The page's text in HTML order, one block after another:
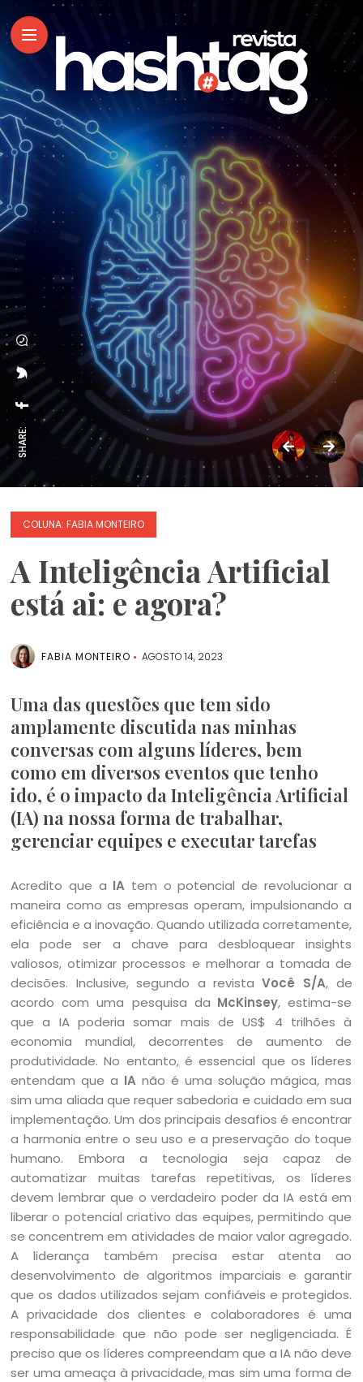
SHARE:
COLUNA: FABIA MONTEIRO
A Inteligência Artificial
está ai: e agora?
FABIA MONTEIRO AGOSTO 14, 2023
Uma das questões que tem sido
amplamente discutida nas minhas
conversas com alguns líderes, bem
como em diversos eventos que tenho
ido, é o impacto da Inteligência Artificial
(IA) na nossa forma de trabalhar,
gerenciar equipes e executar tarefas
Acredito que a IA tem o potencial de revolucionar a
maneira como as empresas operam, impulsionando a
eficiência e a inovação. Quando utilizada corretamente,
ela pode ser a chave para desbloquear insights
valiosos, otimizar processos e melhorar a tomada de
decisões. Inclusive, segundo a revistaVocê S/A, de
acordo com uma pesquisa da McKinsey, estima-se
que a IA poderia somar mais de US$ 4 trilhões à
economia mundial, decorrentes de aumento de
produtividade. No entanto, é essencial que os líderes
entendam que a IA não é uma solução mágica, mas
sim uma aliada que requer sabedoria e cuidado em sua
implementação. Um dos principais desafios é encontrar
a harmonia entre o seu uso e a preservação do toque
humano. Embora a tecnologia seja capaz de
automatizar muitas tarefas repetitivas, os líderes
devem lembrar que o verdadeiro poder da IA está em
liberar o potencial criativo das equipes, permitindo que
se concentrem em atividades de maior valor agregado.
A liderança também precisa estar atenta ao
desenvolvimento de algoritmos imparciais e garantir
que os dados utilizados sejam confiáveis e protegidos.
A privacidade dos clientes e colaboradores é uma
responsabilidade que não pode ser negligenciada. É
preciso que os líderes compreendam que a IA não deve
ser uma ameaça à privacidade, mas sim uma forma de